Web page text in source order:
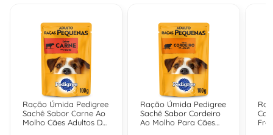
Ração Úmida Pedigree
Sachê Sabor Carne Ao
Molho Cães Adultos De
Ração Úmida Pedigree
Sachê Sabor Cordeiro
Ao Molho Para Cães
Cat